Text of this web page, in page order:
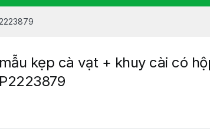
kẹp cà vạt + khuy cài có